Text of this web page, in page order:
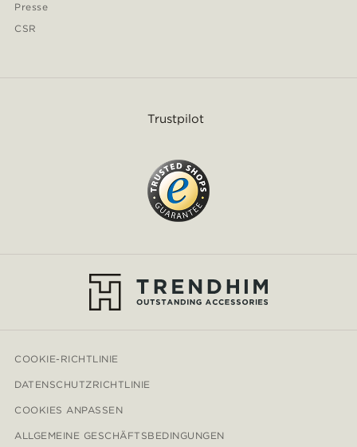
Presse
CSR
Trustpilot
COOKIE-RICHTLINIE
DATENSCHUTZRICHTLINIE
COOKIES ANPASSEN
ALLGEMEINE GESCHÄFTSBEDINGUNGEN